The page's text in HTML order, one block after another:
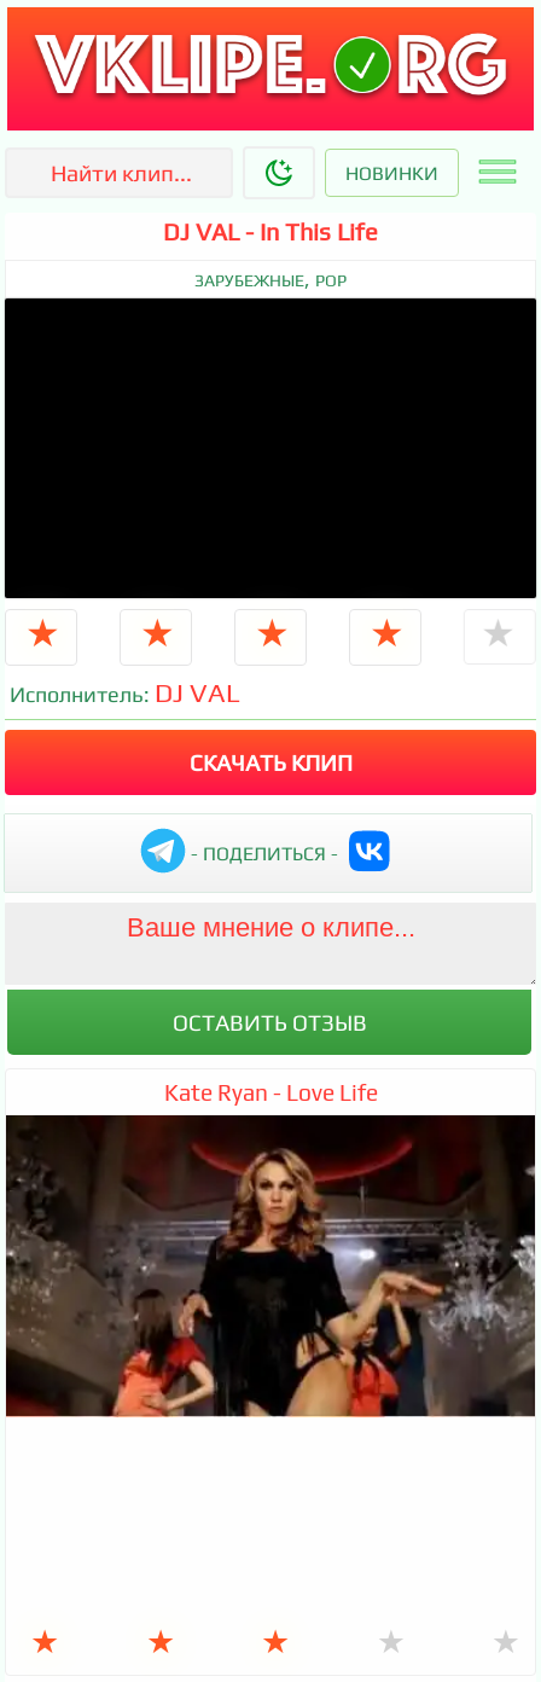
НОВИНКИ
DJ VAL - In This Life
ЗАРУБЕЖНЫЕ, POP
★ ★ ★ ★ ★
Исполнитель: DJ VAL
СКАЧАТЬ КЛИП
- ПОДЕЛИТЬСЯ -
Kate Ryan - Love Life
★ ★ ★ ★ ★